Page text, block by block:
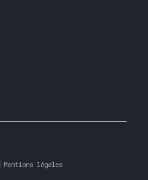
Mentions légales